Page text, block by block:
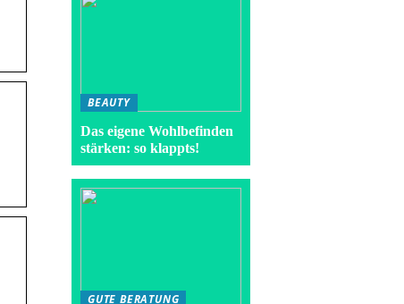
BEAUTY
Das eigene Wohlbefinden
stärken: so klappts!
GUTE BERATUNG